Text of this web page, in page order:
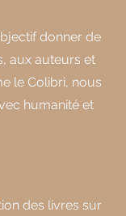
donner de
aux auteurs et
le Colibri, nous
humanité et
des livres sur